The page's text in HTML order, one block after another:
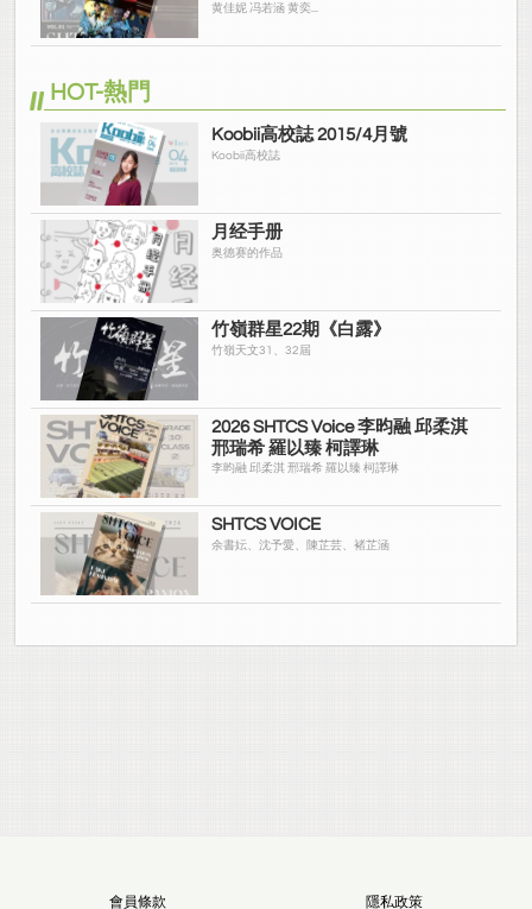
黄佳妮 冯若涵 黄奕...
HOT-熱門
Koobii高校誌 2015/4月號
Koobii高校誌
月经手册
奥德赛的作品
竹嶺群星22期《白露》
竹嶺天文31、32屆
2026 SHTCS Voice 李昀融 邱柔淇
邢瑞希 羅以臻 柯譯琳
李昀融 邱柔淇 邢瑞希 羅以臻 柯譯琳
SHTCS VOICE
余書妘、沈予愛、陳芷芸、褚芷涵
會員條款 隱私政策